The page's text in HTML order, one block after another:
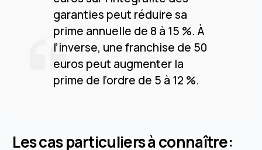
garanties peut réduire sa
prime annuelle de 8 à 15 %. À
l’inverse, une franchise de 50
euros peut augmenter la
prime de l’ordre de 5 à 12 %.
Les cas particuliers à connaître: